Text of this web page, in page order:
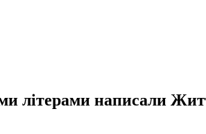
літерами написали